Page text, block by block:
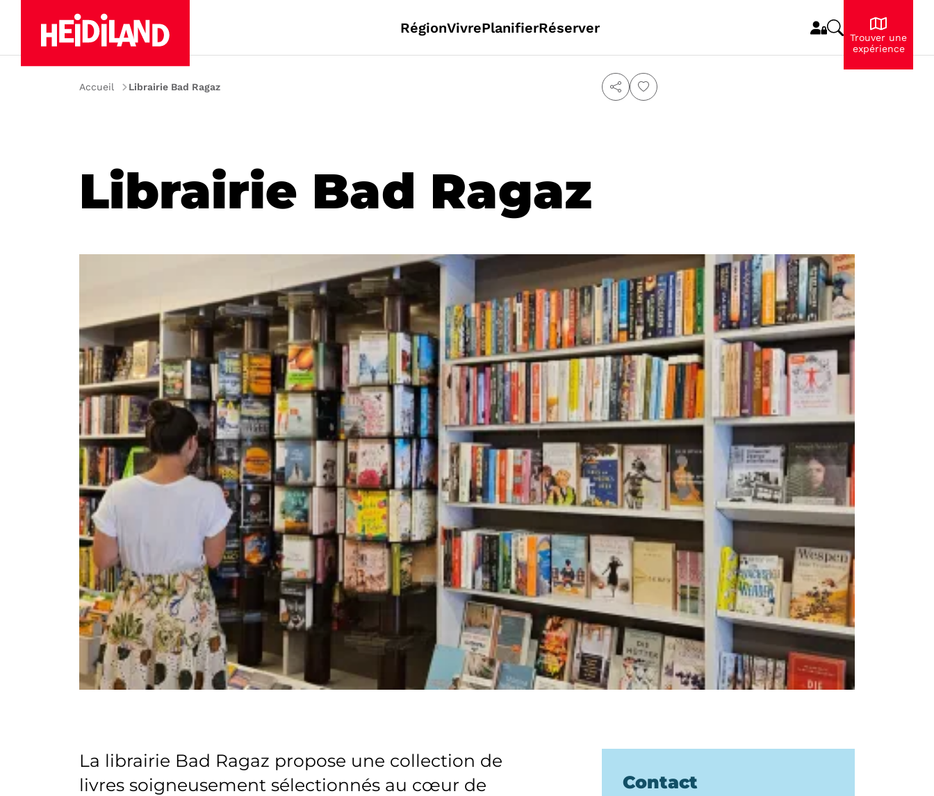
RégionVivrePlanifierRéserver
Trouver une
expérience
Accueil Librairie Bad Ragaz
Librairie Bad Ragaz
La librairie Bad Ragaz propose une collection de
livres soigneusement sélectionnés au cœur de
Contact